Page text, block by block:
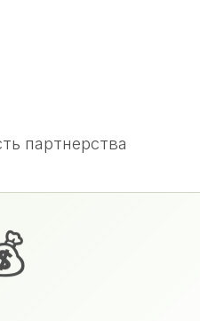
партнерства